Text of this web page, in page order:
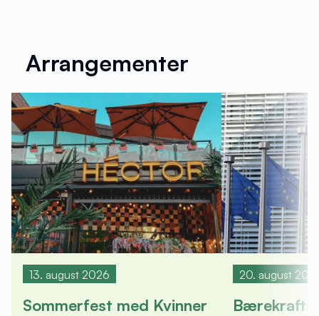
Arrangementer
13. august 2026
Sommerfest med Kvinner
20. august